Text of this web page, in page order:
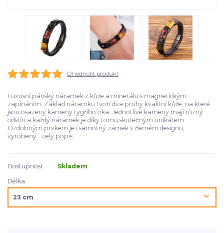
Ohodnotit produkt
Luxusní pánský náramek z kůže a minerálu s magnetickým
zapínáním. Základ náramku tvoří dva pruhy kvalitní kůže, na které
jsou osazeny kameny tygřího oka. Jednotlivé kameny mají různý
odstín a každý náramek je díky tomu skutečným unikátem.
Ozdobným prvkem je i samotný zámek v černém designu,
vyrobený... celý popis
Dostupnost
Skladem
Délka